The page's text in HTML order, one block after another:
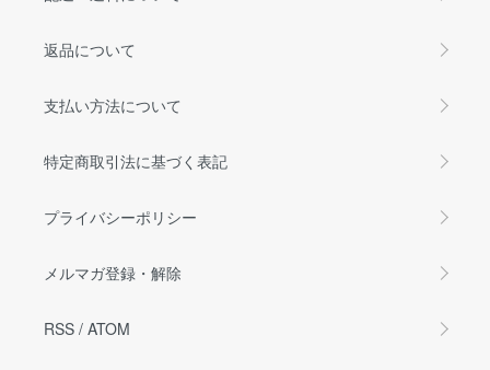
返品について
支払い方法について
特定商取引法に基づく表記
プライバシーポリシー
メルマガ登録・解除
RSS / ATOM